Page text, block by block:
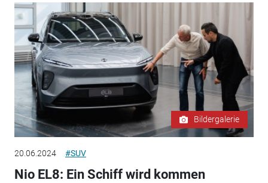
Bildergalerie
20.06.2024 #SUV
Nio EL8: Ein Schiff wird kommen